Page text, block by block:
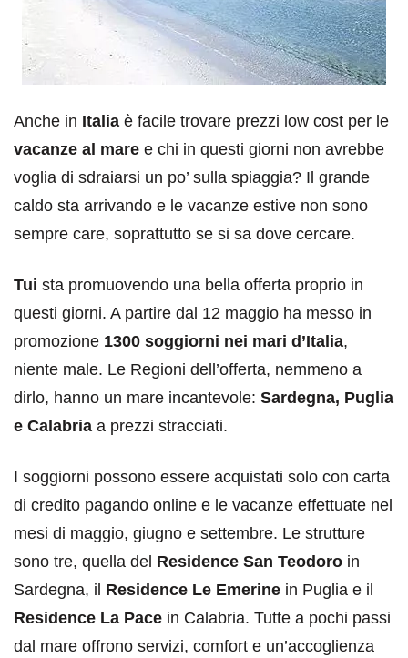
Anche in Italia è facile trovare prezzi low cost per le
vacanze al mare e chi in questi giorni non avrebbe
voglia di sdraiarsi un po’ sulla spiaggia? Il grande
caldo sta arrivando e le vacanze estive non sono
sempre care, soprattutto se si sa dove cercare.
Tui sta promuovendo una bella offerta proprio in
questi giorni. A partire dal 12 maggio ha messo in
promozione 1300 soggiorni nei mari d’Italia,
niente male. Le Regioni dell’offerta, nemmeno a
dirlo, hanno un mare incantevole: Sardegna, Puglia
e Calabria a prezzi stracciati.
I soggiorni possono essere acquistati solo con carta
di credito pagando online e le vacanze effettuate nel
mesi di maggio, giugno e settembre. Le strutture
sono tre, quella del Residence San Teodoro in
Sardegna, il Residence Le Emerine in Puglia e il
Residence La Pace in Calabria. Tutte a pochi passi
dal mare offrono servizi, comfort e un’accoglienza